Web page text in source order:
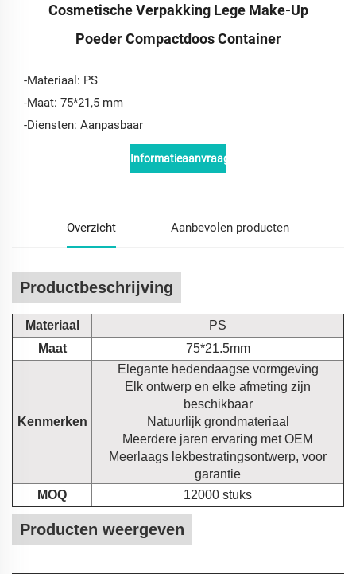
Cosmetische Verpakking Lege Make-Up
Poeder Compactdoos Container
-Materiaal: PS
-Maat: 75*21,5 mm
-Diensten: Aanpasbaar
Informatieaanvraag
Overzicht Aanbevolen producten
Productbeschrijving
Materiaal
PS
Maat
75*21.5mm
Kenmerken
Elegante hedendaagse vormgeving
Elk ontwerp en elke afmeting zijn
beschikbaar
Natuurlijk grondmateriaal
Meerdere jaren ervaring met OEM
Meerlaags lekbestratingsontwerp, voor
garantie
MOQ
12000 stuks
Producten weergeven